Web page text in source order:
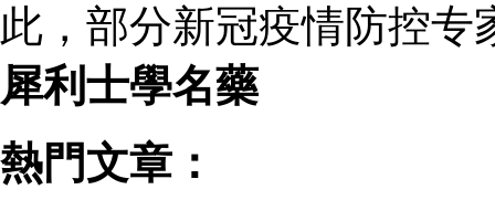
此，部分新冠疫情防控
犀利士學名藥
熱門文章：